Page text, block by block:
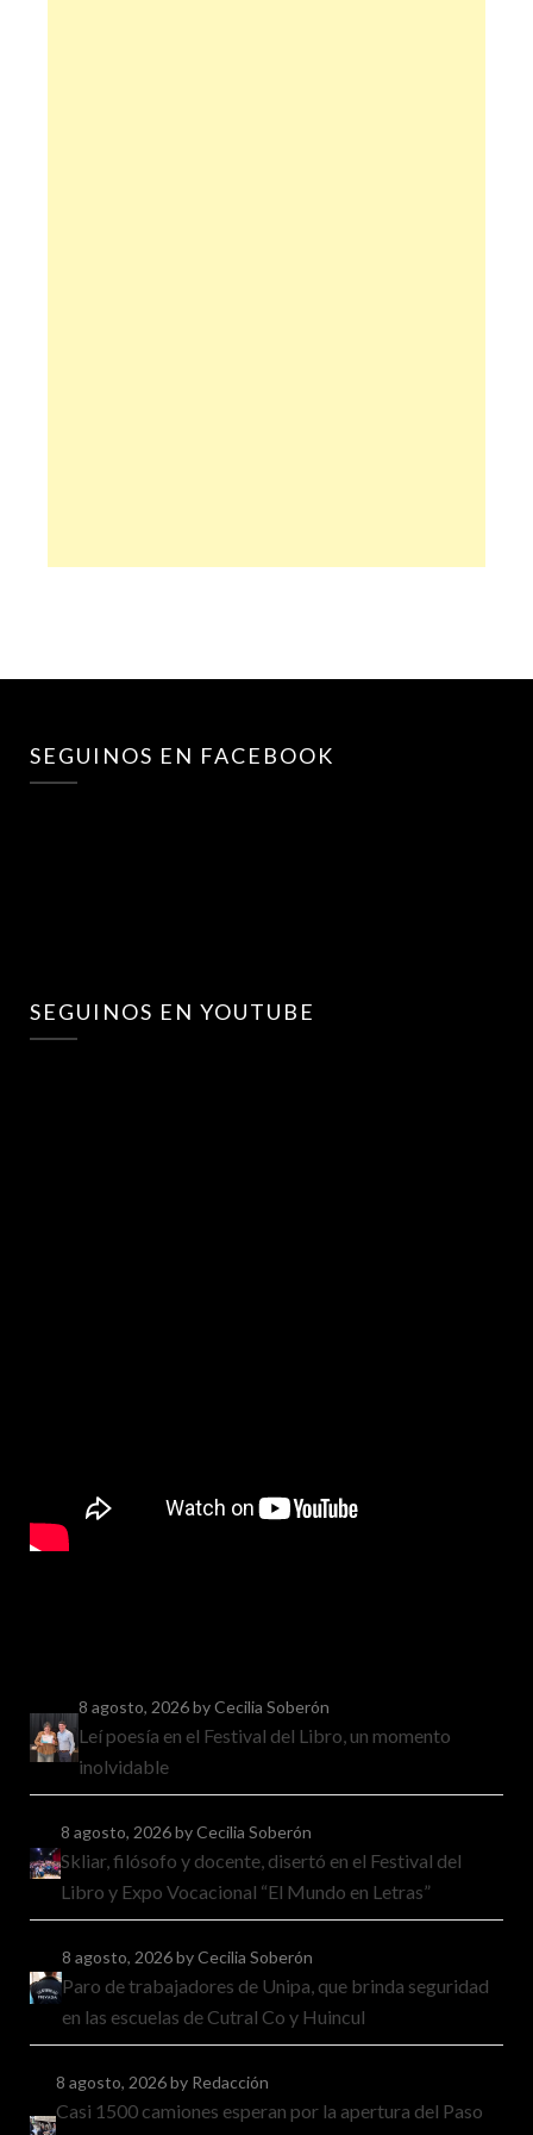
SEGUINOS EN FACEBOOK
SEGUINOS EN YOUTUBE
8 agosto, 2026by Cecilia Soberón
Leí poesía en el Festival del Libro, un momento
inolvidable
8 agosto, 2026by Cecilia Soberón
Skliar, filósofo y docente, disertó en el Festival del
Libro y Expo Vocacional “El Mundo en Letras”
8 agosto, 2026by Cecilia Soberón
Paro de trabajadores de Unipa, que brinda seguridad
en las escuelas de Cutral Co y Huincul
8 agosto, 2026by Redacción
Casi 1500 camiones esperan por la apertura del Paso